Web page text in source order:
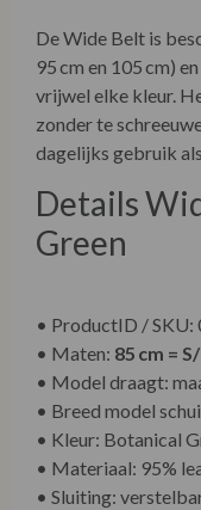
De Wide Belt is
95 cm en 105 cm)
vrijwel elke kleur.
zonder te
dagelijks gebruik
Details
Green
• ProductID / SKU:
• Maten: 85 cm =
• Model draagt:
• Breed model
• Kleur: Botanical
• Materiaal: 95%
• Sluiting: